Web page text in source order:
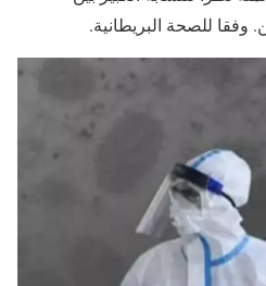
وفقا للصحة البريطانية.